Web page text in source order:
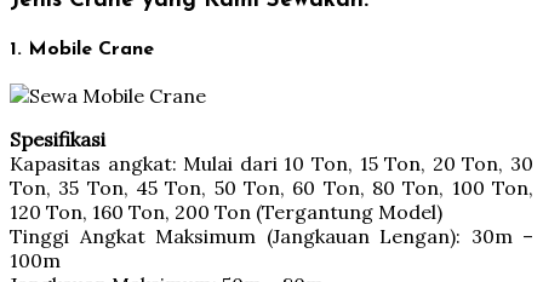
1. Mobile Crane
Spesifikasi
Kapasitas angkat: Mulai dari 10 Ton, 15 Ton, 20 Ton, 30
Ton, 35 Ton, 45 Ton, 50 Ton, 60 Ton, 80 Ton, 100 Ton,
120 Ton, 160 Ton, 200 Ton (Tergantung Model)
Tinggi Angkat Maksimum (Jangkauan Lengan): 30m –
100m